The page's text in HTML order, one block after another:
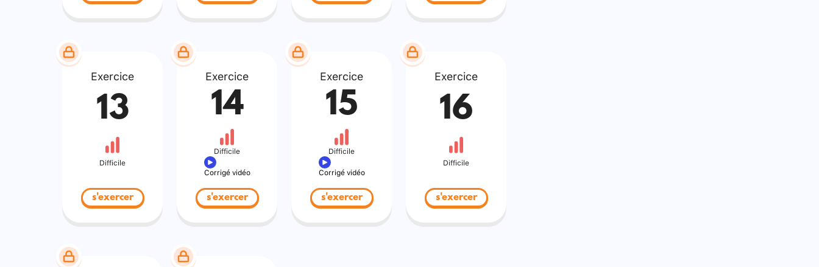
Exercice
13
Difficile
s'exercer
Exercice
14
Difficile
Corrigé vidéo
s'exercer
Exercice
15
Difficile
Corrigé vidéo
s'exercer
Exercice
16
Difficile
s'exercer